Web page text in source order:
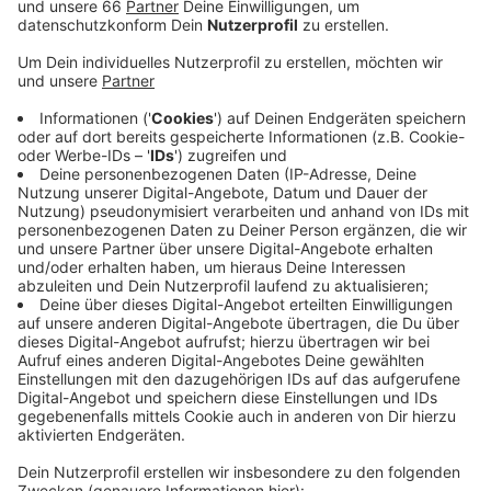
Veröffentlicht:Mittwoch, 21.08.2019 17:38
Anzeige
5,36 Millionen Radfahrer waren es demnach in
Düsseldorf und in diesem Jahr wird der Rekord wohl
gebrochen. Die Stadt versucht, dem gerecht zu
werden und baut das Radhauptnetz auf den
Hauptverkehrsstraßen immer weiter aus.
Oberbürgermeister Thomas Geisel sagt, dass das
Radhauptnetz möglichst so gestaltet werden sollte,
dass es möglichst leistungsfähig ist, Radfahrer schnell
voran kommen und Konflikte mit Fußgängern und
Autos vermieden werden. Heute wurde beispielsweise
der neue Radweg auf der Klever Straße und Jülicher
Straße in beide Richtungen eingeweiht. Auch zwischen
Karlstraße und Worringer Straße oder auf dem